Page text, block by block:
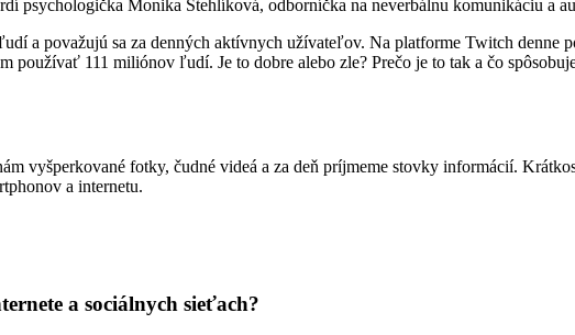
psychologička Monika Stehlíková, odborníčka na neverbálnu komunikáciu a
a považujú sa za denných aktívnych užívateľov. Na platforme Twitch
používať 111 miliónov ľudí. Je to dobre alebo zle? Prečo je to tak a čo
vyšperkované fotky, čudné videá a za deň príjmeme stovky informácií.
a internetu.
a sociálnych sieťach?